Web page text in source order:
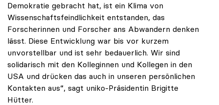
Demokratie gebracht hat, ist ein Klima von
Wissenschaftsfeindlichkeit entstanden, das
Forscherinnen und Forscher ans Abwandern denken
lässt. Diese Entwicklung war bis vor kurzem
unvorstellbar und ist sehr bedauerlich. Wir sind
solidarisch mit den Kolleginnen und Kollegen in den
USA und drücken das auch in unseren persönlichen
Kontakten aus“, sagt uniko-Präsidentin Brigitte
Hütter.